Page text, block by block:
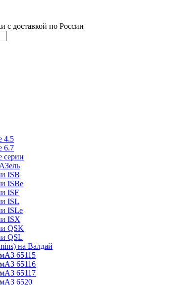
с доставкой по России
4.5
6.7
серии
ISB
ISBe
ISF
ISL
ISLe
ISX
QSK
QSL
на Валдай
65115
65116
65117
6520